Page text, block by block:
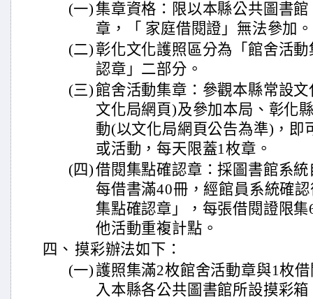
(一)集章資格：限以本縣公共圖書
章，「 家庭借閱證」無法參加。
(二)彰化文化護照區分為「館舍活
認章」二部分。
(三)館舍活動集章：參觀本縣常設
文化局網頁)及參加本局、彰化
動(以文化局網頁公告為準)，即
或活動，每天限蓋1枚章。
(四)借閱集點確認章：採圖書館系
每借書滿40冊，經館員系統確
集點確認章」，每張借閱證限
他活動重複計點。
四、 摸彩辦法如下：
(一)護照集滿2枚館舍活動章與1枚
入本縣各公共圖書館所設摸彩箱